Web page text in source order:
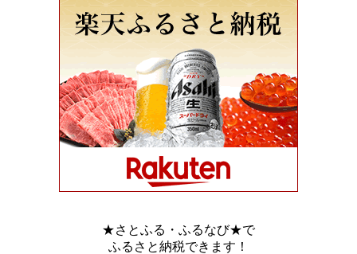
★さとふる・ふるなび★で
ふるさと納税できます！